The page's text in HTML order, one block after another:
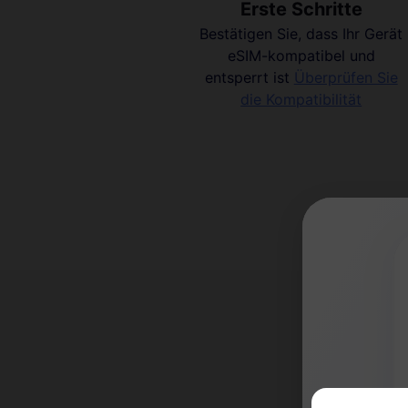
Erste Schritte
Bestätigen Sie, dass Ihr Gerät
eSIM-kompatibel und
entsperrt ist Überprüfen Sie
die Kompatibilität